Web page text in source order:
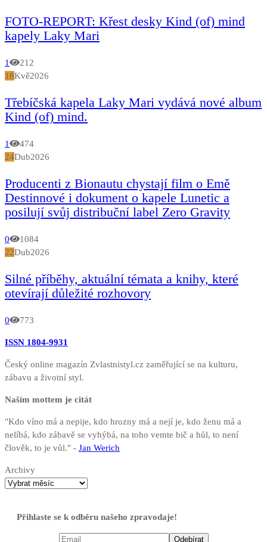
FOTO-REPORT: Křest desky Kind (of) mind
kapely Laky Mari
1
212
18Kvě2026
Třebíčská kapela Laky Mari vydává nové album
Kind (of) mind.
1
474
24Dub2026
Producenti z Bionautu chystají film o Emě
Destinnové i dokument o kapele Lunetic a
posilují svůj distribuční label Zero Gravity
0
1084
22Dub2026
Silné příběhy, aktuální témata a knihy, které
otevírají důležité rozhovory
0 773
ISSN 1804-9931
Český online magazín Zvlastnistyl.cz zaměřující se na kulturu,
zábavu a životní styl.
Naším mottem je citát
"Kdo víno má a nepije, kdo hrozny má a nejí je, kdo ženu má a
nelíbá, kdo zábavě se vyhýbá, na toho vemte bič a hůl, to není
člověk, to je vůl." - Jan Werich
Archivy
Přihlaste se k odběru našeho zpravodaje!